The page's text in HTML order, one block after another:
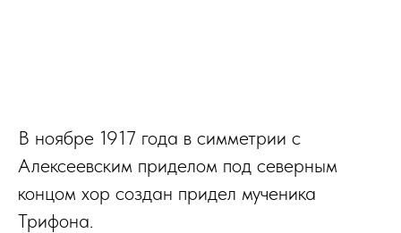
В ноябре 1917 года в симметрии с
Алексеевским приделом под северным
концом хор создан придел мученика
Трифона.